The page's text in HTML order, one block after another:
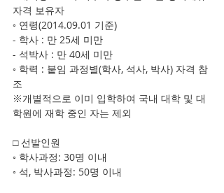
자격 보유자
◦ 연령(2014.09.01 기준)
- 학사 : 만 25세 미만
- 석박사 : 만 40세 미만
◦ 학력 : 붙임 과정별(학사, 석사, 박사) 자격 참
조
※개별적으로 이미 입학하여 국내 대학 및 대
학원에 재학 중인 자는 제외
□ 선발인원
◦ 학사과정: 30명 이내
◦ 석, 박사과정: 50명 이내